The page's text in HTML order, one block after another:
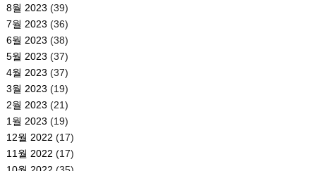
8월 2023 (39)
7월 2023 (36)
6월 2023 (38)
5월 2023 (37)
4월 2023 (37)
3월 2023 (19)
2월 2023 (21)
1월 2023 (19)
12월 2022 (17)
11월 2022 (17)